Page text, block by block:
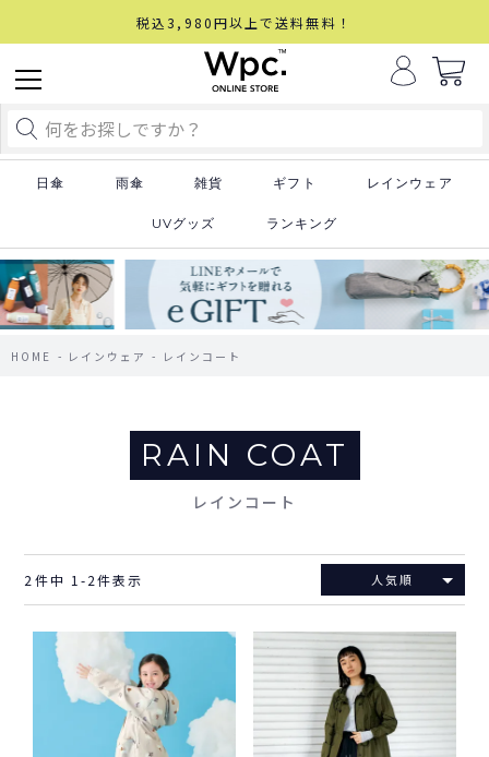
税込3,980円以上で送料無料！
日傘 雨傘 雑貨 ギフト レインウェア
UVグッズ ランキング
HOME レインウェア レインコート
RAIN COAT
レインコート
人気順
2 件中 1 -2件表示